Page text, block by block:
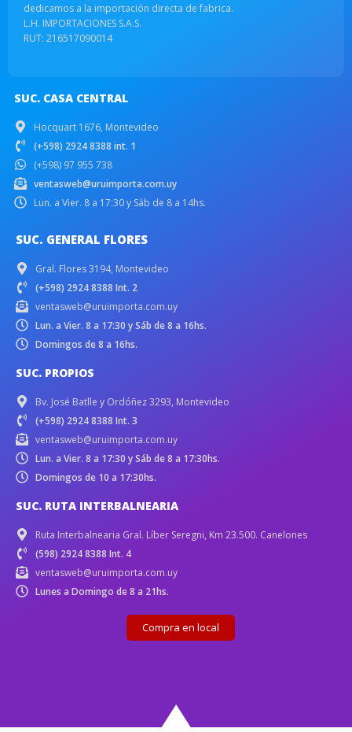
dedicamos a la importación directa de fabrica.
L.H. IMPORTACIONES S.A.S.
RUT: 216517090014
SUC. CASA CENTRAL
Hocquart 1676, Montevideo
(+598) 2924 8388 int. 1
(+598) 97 955 738
ventasweb@uruimporta.com.uy
Lun. a Vier. 8 a 17:30 y Sáb de 8 a 14hs.
SUC. GENERAL FLORES
Gral. Flores 3194, Montevideo
(+598) 2924 8388 Int. 2
ventasweb@uruimporta.com.uy
Lun. a Vier. 8 a 17:30 y Sáb de 8 a 16hs.
Domingos de 8 a 16hs.
SUC. PROPIOS
Bv. José Batlle y Ordóñez 3293, Montevideo
(+598) 2924 8388 Int. 3
ventasweb@uruimporta.com.uy
Lun. a Vier. 8 a 17:30 y Sáb de 8 a 17:30hs.
Domingos de 10 a 17:30hs.
SUC. RUTA INTERBALNEARIA
Ruta Interbalnearia Gral. Líber Seregni, Km 23.500. Canelones
(598) 2924 8388 Int. 4
ventasweb@uruimporta.com.uy
Lunes a Domingo de 8 a 21hs.
Compra en local